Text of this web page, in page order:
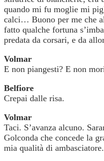
quando mi fu moglie mi
calci… Buono per me che
fatto qualche fortuna
predata da corsari, e da
Volmar
E non piangesti? E non
Belfiore
Crepai dalle risa.
Volmar
Taci. S’avanza alcuno.
Golconda che concede la
mia qualità di ambasciatore.